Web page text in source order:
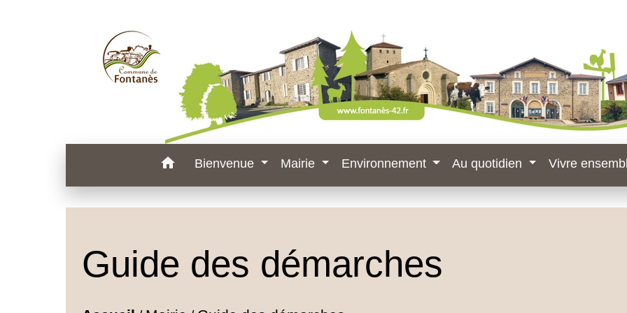
home Bienvenue Mairie Environnement Au quotidien Vivre
Guide des démarches